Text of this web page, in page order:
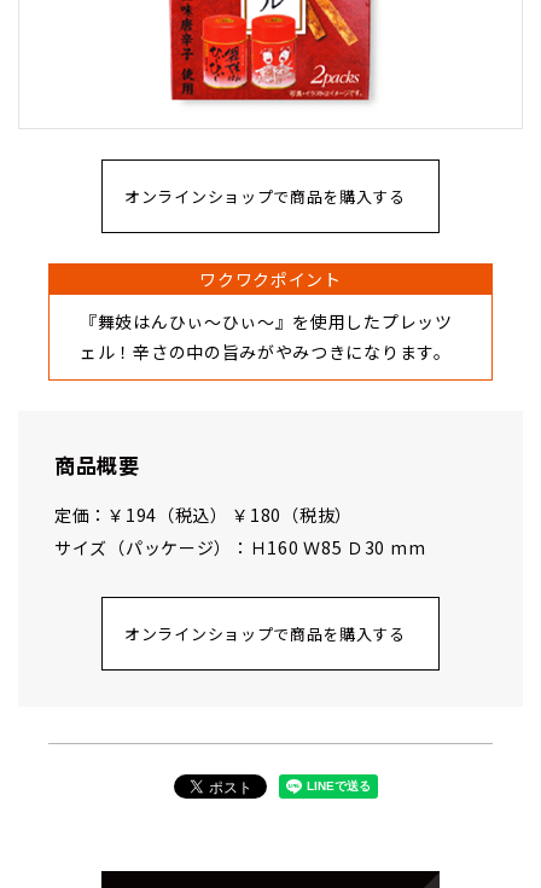
オンラインショップで商品を購入する
ワクワクポイント
『舞妓はんひぃ～ひぃ～』を使用したプレッツ
ェル！辛さの中の旨みがやみつきになります。
商品概要
定価：￥194（税込） ￥180（税抜）
サイズ（パッケージ）：Ｈ160 Ｗ85 Ｄ30 mm
オンラインショップで商品を購入する